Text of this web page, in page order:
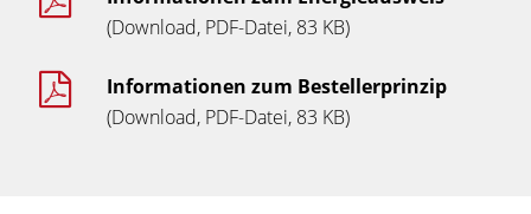
(Download, PDF-Datei, 83 KB)
Informationen zum Bestellerprinzip
(Download, PDF-Datei, 83 KB)